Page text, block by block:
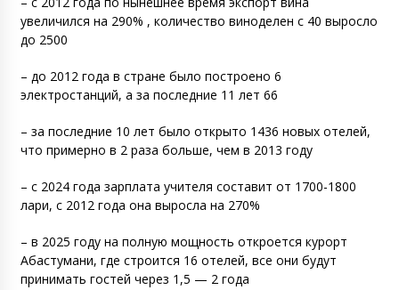
увеличился на 290% , количество виноделен с 40 выросло
до 2500
– до 2012 года в стране было построено 6
электростанций, а за последние 11 лет 66
– за последние 10 лет было открыто 1436 новых отелей,
что примерно в 2 раза больше, чем в 2013 году
– с 2024 года зарплата учителя составит от 1700-1800
лари, с 2012 года она выросла на 270%
– в 2025 году на полную мощность откроется курорт
Абастумани, где строится 16 отелей, все они будут
принимать гостей через 1,5 — 2 года